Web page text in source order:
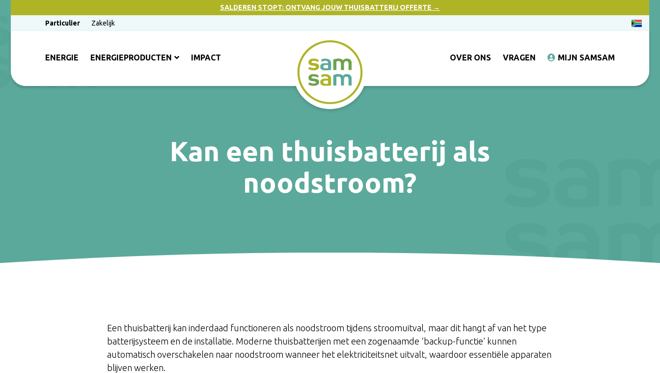
SALDEREN STOPT: ONTVANG JOUW THUISBATTERIJ OFFERTE →
Particulier
Zakelijk
ENERGIE ENERGIEPRODUCTEN IMPACT OVER ONS VRAGEN MIJN SAMSAM
Kan een thuisbatterij als
noodstroom?
Een thuisbatterij kan inderdaad functioneren als noodstroom tijdens stroomuitval, maar dit hangt af van het type
batterijsysteem en de installatie. Moderne thuisbatterijen met een zogenaamde ‘backup-functie’ kunnen
automatisch overschakelen naar noodstroom wanneer het elektriciteitsnet uitvalt, waardoor essentiële apparaten
blijven werken.